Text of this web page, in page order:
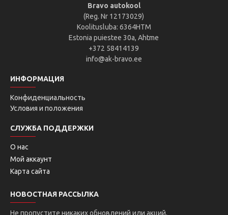
Bravo autokool
(Reg. Nr 12173029)
Koolitusluba: 6364HTM
Estonia puiestee 30a, Ahtme
+372 58414139
info@ak-bravo.ee
ИНФОРМАЦИЯ
Конфиденциальность
Условия и положения
СЛУЖБА ПОДДЕРЖКИ
О нас
Мой аккаунт
Карта сайта
НОВОСТНАЯ РАССЫЛКА
Не пропустите никаких обновлений или акций,